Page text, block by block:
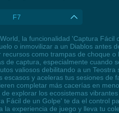
F7
la funcionalidad 'Captura
o inmovilizar a un Diablos antes
recursos como trampas de choque
de captura, especialmente cuando
valiosos debilitando a un
escasos y aceleras tus sesiones
completar más cacerías en
explorar los ecosistemas
Fácil de un Golpe' te da el control
la experiencia de juego y lleva tu